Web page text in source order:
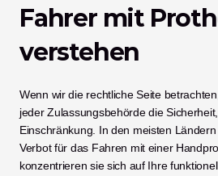
Fahrer mit
verstehen
Wenn wir die rechtliche Seite
jeder Zulassungsbehörde die
Einschränkung. In den meisten
Verbot für das Fahren mit einer
konzentrieren sie sich auf Ihre